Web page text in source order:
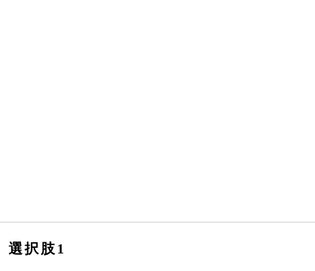
選択肢1